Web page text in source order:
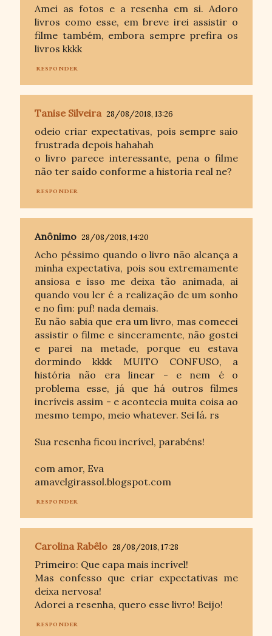
Amei as fotos e a resenha em si. Adoro
livros como esse, em breve irei assistir o
filme também, embora sempre prefira os
livros kkkk
RESPONDER
Tanise Silveira 28/08/2018, 13:26
odeio criar expectativas, pois sempre saio
frustrada depois hahahah
o livro parece interessante, pena o filme
não ter saído conforme a historia real ne?
RESPONDER
Anônimo 28/08/2018, 14:20
Acho péssimo quando o livro não alcança a
minha expectativa, pois sou extremamente
ansiosa e isso me deixa tão animada, ai
quando vou ler é a realização de um sonho
e no fim: puf! nada demais.
Eu não sabia que era um livro, mas comecei
assistir o filme e sinceramente, não gostei
e parei na metade, porque eu estava
dormindo kkkk MUITO CONFUSO, a
história não era linear - e nem é o
problema esse, já que há outros filmes
incríveis assim - e acontecia muita coisa ao
mesmo tempo, meio whatever. Sei lá. rs
Sua resenha ficou incrível, parabéns!
com amor, Eva
amavelgirassol.blogspot.com
RESPONDER
Carolina Rabêlo 28/08/2018, 17:28
Primeiro: Que capa mais incrível!
Mas confesso que criar expectativas me
deixa nervosa!
Adorei a resenha, quero esse livro! Beijo!
RESPONDER